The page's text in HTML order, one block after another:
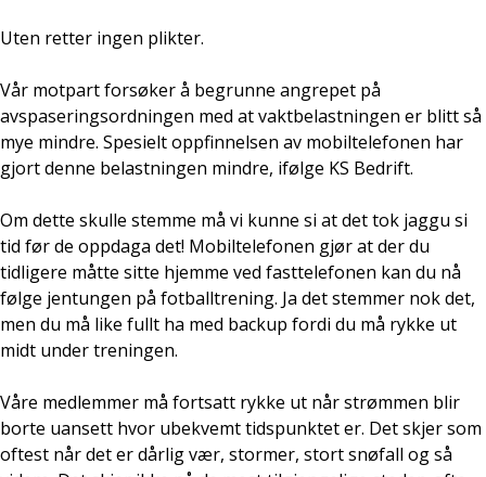
Uten retter ingen plikter.
Vår motpart forsøker å begrunne angrepet på
avspaseringsordningen med at vaktbelastningen er blitt så
mye mindre. Spesielt oppfinnelsen av mobiltelefonen har
gjort denne belastningen mindre, ifølge KS Bedrift.
Om dette skulle stemme må vi kunne si at det tok jaggu si
tid før de oppdaga det! Mobiltelefonen gjør at der du
tidligere måtte sitte hjemme ved fasttelefonen kan du nå
følge jentungen på fotballtrening. Ja det stemmer nok det,
men du må like fullt ha med backup fordi du må rykke ut
midt under treningen.
Våre medlemmer må fortsatt rykke ut når strømmen blir
borte uansett hvor ubekvemt tidspunktet er. Det skjer som
oftest når det er dårlig vær, stormer, stort snøfall og så